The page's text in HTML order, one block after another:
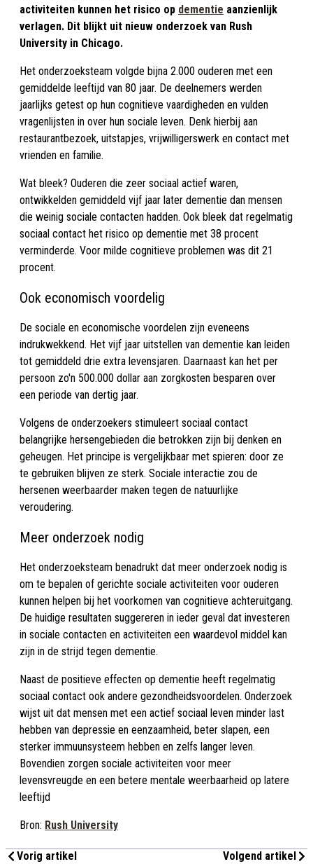
activiteiten kunnen het risico op dementie aanzienlijk
verlagen. Dit blijkt uit nieuw onderzoek van Rush
University in Chicago.
Het onderzoeksteam volgde bijna 2.000 ouderen met een
gemiddelde leeftijd van 80 jaar. De deelnemers werden
jaarlijks getest op hun cognitieve vaardigheden en vulden
vragenlijsten in over hun sociale leven. Denk hierbij aan
restaurantbezoek, uitstapjes, vrijwilligerswerk en contact met
vrienden en familie.
Wat bleek? Ouderen die zeer sociaal actief waren,
ontwikkelden gemiddeld vijf jaar later dementie dan mensen
die weinig sociale contacten hadden. Ook bleek dat regelmatig
sociaal contact het risico op dementie met 38 procent
verminderde. Voor milde cognitieve problemen was dit 21
procent.
Ook economisch voordelig
De sociale en economische voordelen zijn eveneens
indrukwekkend. Het vijf jaar uitstellen van dementie kan leiden
tot gemiddeld drie extra levensjaren. Daarnaast kan het per
persoon zo'n 500.000 dollar aan zorgkosten besparen over
een periode van dertig jaar.
Volgens de onderzoekers stimuleert sociaal contact
belangrijke hersengebieden die betrokken zijn bij denken en
geheugen. Het principe is vergelijkbaar met spieren: door ze
te gebruiken blijven ze sterk. Sociale interactie zou de
hersenen weerbaarder maken tegen de natuurlijke
veroudering.
Meer onderzoek nodig
Het onderzoeksteam benadrukt dat meer onderzoek nodig is
om te bepalen of gerichte sociale activiteiten voor ouderen
kunnen helpen bij het voorkomen van cognitieve achteruitgang.
De huidige resultaten suggereren in ieder geval dat investeren
in sociale contacten en activiteiten een waardevol middel kan
zijn in de strijd tegen dementie.
Naast de positieve effecten op dementie heeft regelmatig
sociaal contact ook andere gezondheidsvoordelen. Onderzoek
wijst uit dat mensen met een actief sociaal leven minder last
hebben van depressie en eenzaamheid, beter slapen, een
sterker immuunsysteem hebben en zelfs langer leven.
Bovendien zorgen sociale activiteiten voor meer
levensvreugde en een betere mentale weerbaarheid op latere
leeftijd
Bron: Rush University
Vorig artikel
Volgend artikel